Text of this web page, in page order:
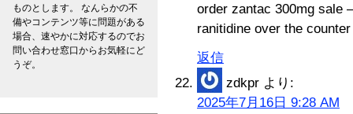
order zantac 300mg sale
ranitidine over the counter
返信
zdkpr より:
2025年7月16日 9:28 AM
ものとします。 なんらかの不
備やコンテンツ等に問題がある
場合、速やかに対応するのでお
問い合わせ窓口からお気軽にど
うぞ。